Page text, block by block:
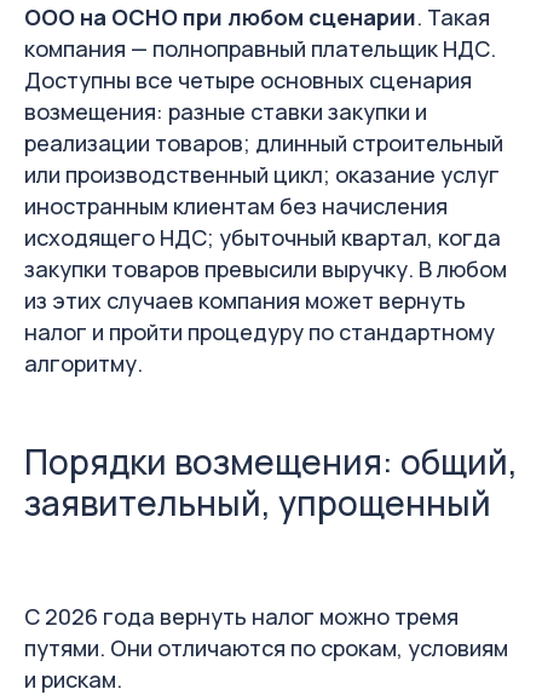
ООО на ОСНО при любом сценарии. Такая
компания — полноправный плательщик НДС.
Доступны все четыре основных сценария
возмещения: разные ставки закупки и
реализации товаров; длинный строительный
или производственный цикл; оказание услуг
иностранным клиентам без начисления
исходящего НДС; убыточный квартал, когда
закупки товаров превысили выручку. В любом
из этих случаев компания может вернуть
налог и пройти процедуру по стандартному
алгоритму.
Порядки возмещения: общий,
заявительный, упрощенный
С 2026 года вернуть налог можно тремя
путями. Они отличаются по срокам, условиям
и рискам.